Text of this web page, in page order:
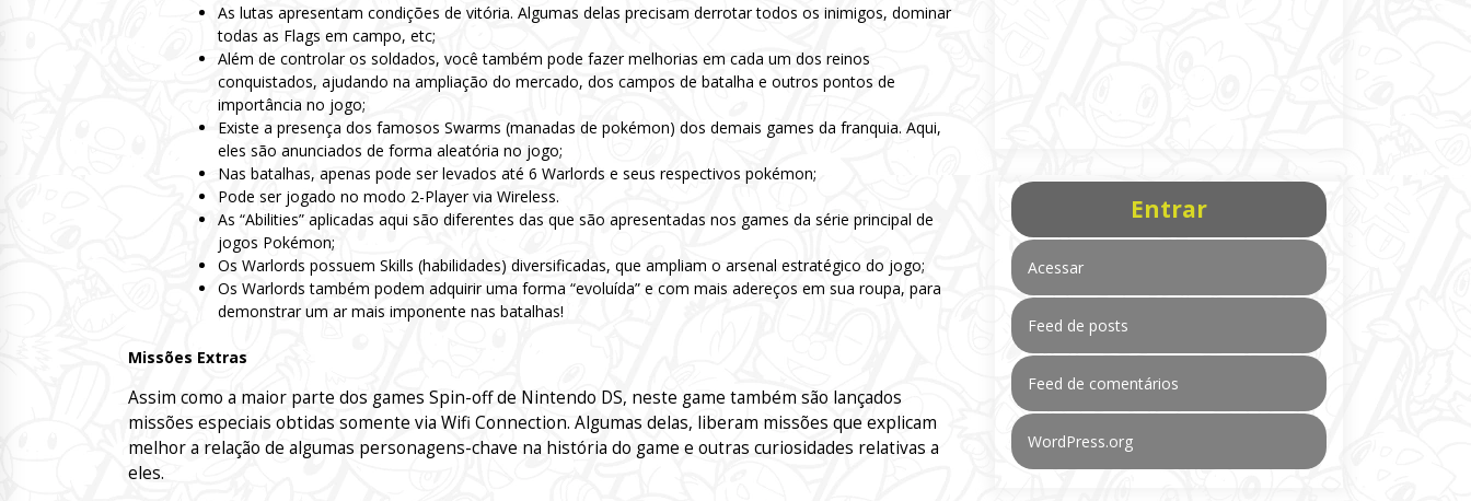
As lutas apresentam condições de vitória. Algumas delas precisam derrotar todos os inimigos, dominar
todas as Flags em campo, etc;
Além de controlar os soldados, você também pode fazer melhorias em cada um dos reinos
conquistados, ajudando na ampliação do mercado, dos campos de batalha e outros pontos de
importância no jogo;
Existe a presença dos famosos Swarms (manadas de pokémon) dos demais games da franquia. Aqui,
eles são anunciados de forma aleatória no jogo;
Nas batalhas, apenas pode ser levados até 6 Warlords e seus respectivos pokémon;
Pode ser jogado no modo 2-Player via Wireless.
As “Abilities” aplicadas aqui são diferentes das que são apresentadas nos games da série principal de
jogos Pokémon;
Os Warlords possuem Skills (habilidades) diversificadas, que ampliam o arsenal estratégico do jogo;
Os Warlords também podem adquirir uma forma “evoluída” e com mais adereços em sua roupa, para
demonstrar um ar mais imponente nas batalhas!
Missões Extras
Assim como a maior parte dos games Spin-off de Nintendo DS, neste game também são lançados
missões especiais obtidas somente via Wifi Connection. Algumas delas, liberam missões que explicam
melhor a relação de algumas personagens-chave na história do game e outras curiosidades relativas a
eles.
Entrar
Acessar
Feed de posts
Feed de comentários
WordPress.org